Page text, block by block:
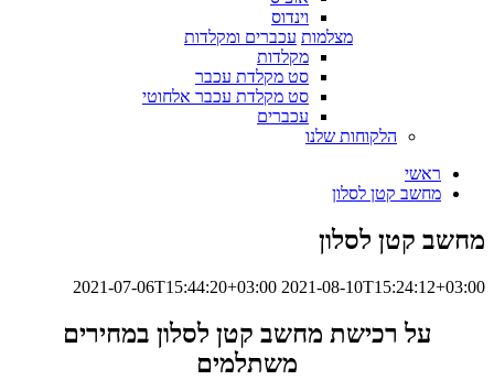
וינדוס
מצלמות עכברים ומקלדות
מקלדות
סט מקלדת עכבר
סט מקלדת עכבר אלחוטי
עכברים
הלקוחות שלנו
ראשי
מחשב קטן לסלון
מחשב קטן לסלון
2021-07-06T15:44:20+03:00 2021-08-10T15:24:12+03:00
על רכישת מחשב קטן לסלון במחירים
משתלמים